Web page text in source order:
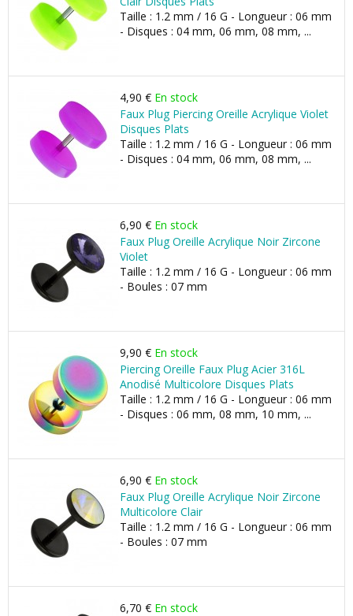
Taille : 1.2 mm / 16 G - Longueur : 06 mm
- Disques : 04 mm, 06 mm, 08 mm, ...
4,90 € En stock
Faux Plug Piercing Oreille Acrylique Violet
Disques Plats
Taille : 1.2 mm / 16 G - Longueur : 06 mm
- Disques : 04 mm, 06 mm, 08 mm, ...
6,90 € En stock
Faux Plug Oreille Acrylique Noir Zircone
Violet
Taille : 1.2 mm / 16 G - Longueur : 06 mm
- Boules : 07 mm
9,90 € En stock
Piercing Oreille Faux Plug Acier 316L
Anodisé Multicolore Disques Plats
Taille : 1.2 mm / 16 G - Longueur : 06 mm
- Disques : 06 mm, 08 mm, 10 mm, ...
6,90 € En stock
Faux Plug Oreille Acrylique Noir Zircone
Multicolore Clair
Taille : 1.2 mm / 16 G - Longueur : 06 mm
- Boules : 07 mm
6,70 € En stock